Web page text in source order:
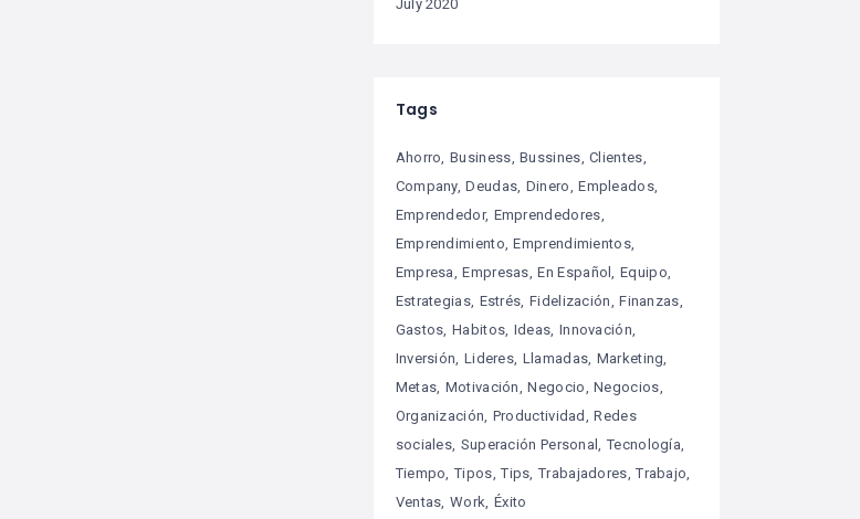
July 2020
Tags
Ahorro Business Bussines Clientes
Company Deudas Dinero
Empleados
Emprendedor Emprendedores
Emprendimiento Emprendimientos
Empresa
Empresas En Español
Equipo
Estrategias Estrés Fidelización
Finanzas
Gastos Habitos Ideas Innovación
Inversión Lideres Llamadas Marketing
Metas Motivación Negocio
Negocios
Organización Productividad
Redes
sociales Superación Personal
Tecnología
Tiempo
Tipos Tips Trabajadores Trabajo
Ventas Work Éxito